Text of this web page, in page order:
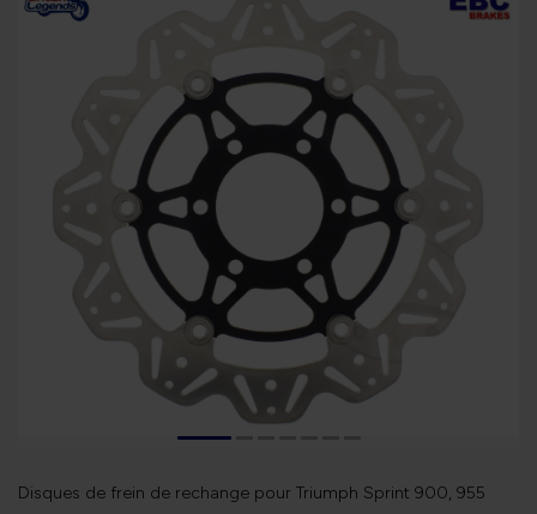
Disques de frein de rechange pour Triumph Sprint 900, 955